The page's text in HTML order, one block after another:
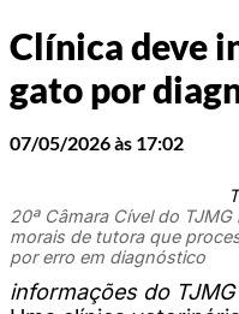
Clínica deve
gato por
07/05/2026 às 17:02
20ª Câmara Cível do
morais de tutora que
por erro em diagnóstico
informações do TJMG